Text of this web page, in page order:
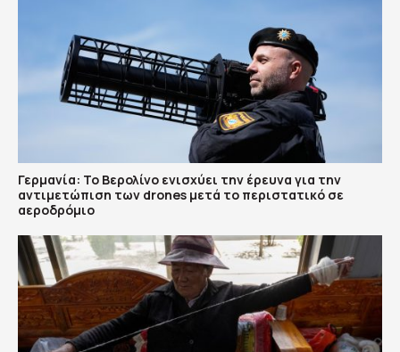
Γερμανία: Το Βερολίνο ενισχύει την έρευνα για την
αντιμετώπιση των drones μετά το περιστατικό σε
αεροδρόμιο